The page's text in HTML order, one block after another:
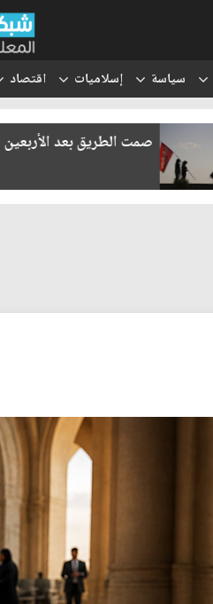
سياسة إسلاميات اقتصاد
اقتصاد العراق في غرفة
الإنقاذ؟